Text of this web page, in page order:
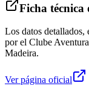
Ficha técnica
Los datos detallados,
por el Clube
Madeira.
Ver página oficial